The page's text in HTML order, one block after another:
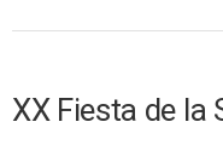
XX Fiesta de la